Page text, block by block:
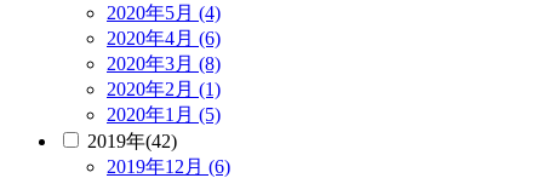
2020年5月 (4)
2020年4月 (6)
2020年3月 (8)
2020年2月 (1)
2020年1月 (5)
2019年(42)
2019年12月 (6)